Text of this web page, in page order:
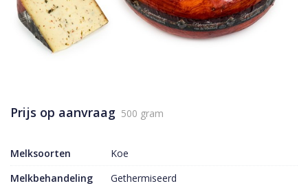
Prijs op aanvraag 500 gram
Melksoorten
Koe
Melkbehandeling
Gethermiseerd